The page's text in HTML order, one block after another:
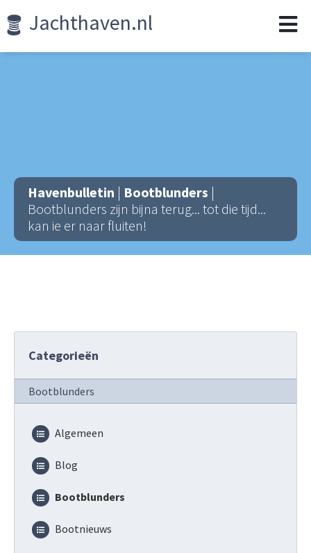
Jachthaven.nl
Havenbulletin | Bootblunders |
Bootblunders zijn bijna terug... tot die tijd...
kan ie er naar fluiten!
Categorieën
Bootblunders
Algemeen
Blog
Bootblunders
Bootnieuws